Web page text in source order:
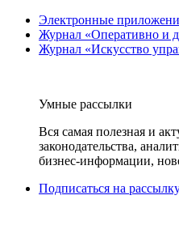
Электронные
Журнал «Оперативно и
Журнал «Искусство
Умные рассылки
Вся самая полезная и
законодательства,
бизнес-информации,
Подписаться на